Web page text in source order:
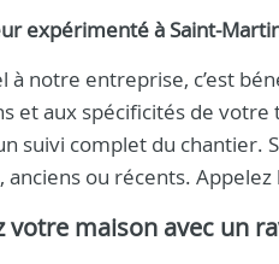
expérimenté àSaint-
à notre entreprise, c’est
et aux spécificités de
suivi complet du chantier.
anciens ou récents. Appelez
votre maison avec un